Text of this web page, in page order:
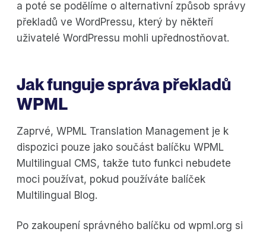
a poté se podělíme o alternativní způsob správy
překladů ve WordPressu, který by někteří
uživatelé WordPressu mohli upřednostňovat.
Jak funguje správa překladů
WPML
Zaprvé, WPML Translation Management je k
dispozici pouze jako součást balíčku WPML
Multilingual CMS, takže tuto funkci nebudete
moci používat, pokud používáte balíček
Multilingual Blog.
Po zakoupení správného balíčku od wpml.org si